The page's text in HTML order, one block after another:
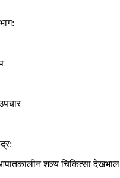
शल्य चिकित्सा देखभाल